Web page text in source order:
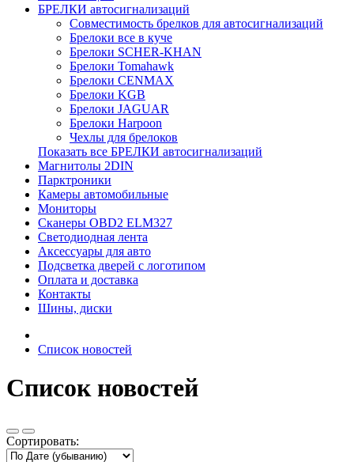
БРЕЛКИ автосигнализаций
Совместимость брелков для автосигнализаций
Брелоки все в куче
Брелоки SCHER-KHAN
Брелоки Tomahawk
Брелоки CENMAX
Брелоки KGB
Брелоки JAGUAR
Брелоки Harpoon
Чехлы для брелоков
Показать все БРЕЛКИ автосигнализаций
Магнитолы 2DIN
Парктроники
Камеры автомобильные
Мониторы
Сканеры OBD2 ELM327
Светодиодная лента
Аксессуары для авто
Подсветка дверей с логотипом
Оплата и доставка
Контакты
Шины, диски
Список новостей
Список новостей
Сортировать: